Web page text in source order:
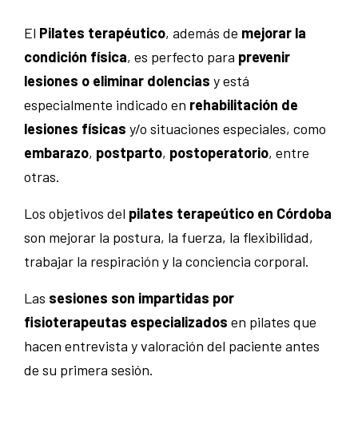
El Pilates terapéutico, además de mejorar la
condición física, es perfecto para prevenir
lesiones o eliminar dolencias y está
especialmente indicado en rehabilitación de
lesiones físicas y/o situaciones especiales, como
embarazo, postparto, postoperatorio, entre
otras.
Los objetivos del pilates terapeútico en Córdoba
son mejorar la postura, la fuerza, la flexibilidad,
trabajar la respiración y la conciencia corporal.
Las sesiones son impartidas por
fisioterapeutas especializados en pilates que
hacen entrevista y valoración del paciente antes
de su primera sesión.